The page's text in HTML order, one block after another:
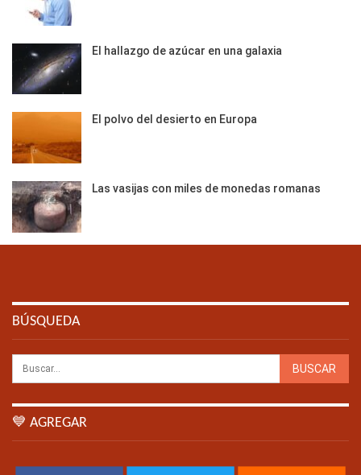
El hallazgo de azúcar en una galaxia
El polvo del desierto en Europa
Las vasijas con miles de monedas romanas
BÚSQUEDA
💙 AGREGAR